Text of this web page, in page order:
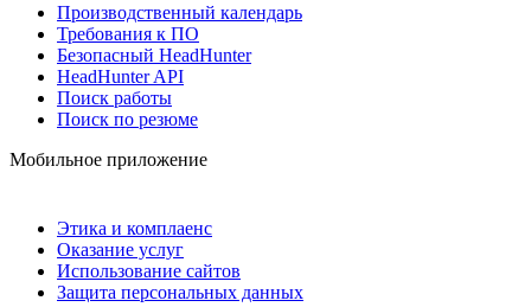
Производственный календарь
Требования к ПО
Безопасный HeadHunter
HeadHunter API
Поиск работы
Поиск по резюме
Мобильное приложение
Этика и комплаенс
Оказание услуг
Использование сайтов
Защита персональных данных